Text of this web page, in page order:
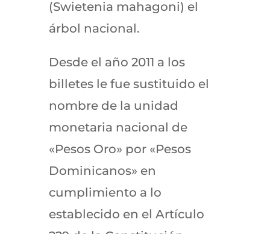
(Swietenia mahagoni) el
árbol nacional.
Desde el año 2011 a los
billetes le fue sustituido el
nombre de la unidad
monetaria nacional de
«Pesos Oro» por «Pesos
Dominicanos» en
cumplimiento a lo
establecido en el Artículo